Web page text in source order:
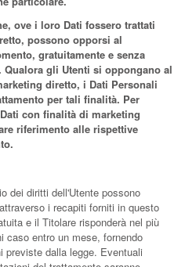
ove i loro Dati fossero trattati
possono opporsi al
gratuitamente e senza
gli Utenti si oppongano al
diretto, i Dati Personali
per tali finalità. Per
con finalità di marketing
riferimento alle rispettive
dei diritti dell'Utente possono
i recapiti forniti in questo
e il Titolare risponderà nel più
caso entro un mese, fornendo
previste dalla legge. Eventuali